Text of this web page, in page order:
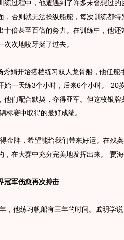
过程中，他遭遇到了许多未曾想过的
，否则就无法操纵船舵，每次训练都特
十倍甚至百倍的努力。在训练中，他还
次地咬牙挺了过去。
开始搭档练习双人龙骨船，他任舵
始一天练3个小时，后来6个小时。”20
他们配合默契，夺得亚军。但这枚银牌
标赛中取得的最好成绩。
牌，希望能给我们带来好运。在残奥
在大赛中充分完美地发挥出来。”贾海
伤愈再次搏击
他练习帆船有三年的时间。戚明学说